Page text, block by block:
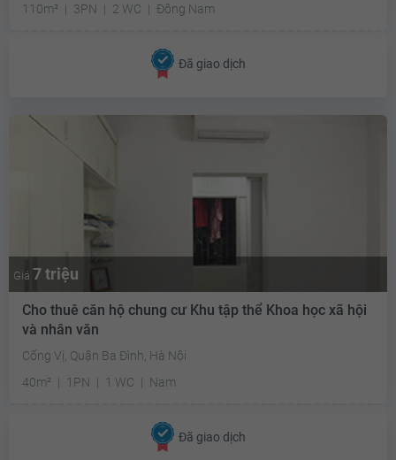
110m²
3PN 2 WC Đông Nam
Đã giao dịch
Giá 7 triệu
Cho thuê căn hộ chung cư Khu tập thể Khoa học xã hội
và nhân văn
Cống Vị, Quận Ba Đình, Hà Nội
40m²
1PN 1 WC Nam
Đã giao dịch